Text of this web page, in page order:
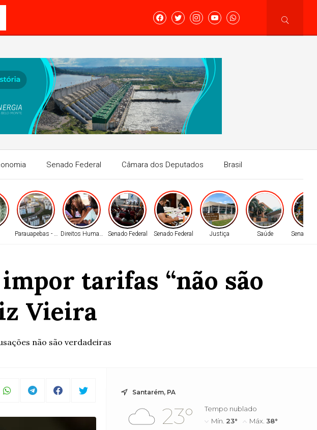
Senado Federal Câmara dos Deputados Brasil
Parauapebas - PA Direitos HumanosSenado Federal Senado Federal Justiça Saúde Senado
tarifas “não são
Vieira
não são verdadeiras
Santarém, PA
23°
Tempo nublado
Mín. 23° Máx.38°